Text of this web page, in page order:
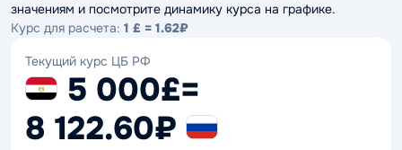
значениям и посмотрите динамику курса на графике.
Курс для расчета: 1 £ = 1.62₽
Текущий курс ЦБ РФ
5 000£=
8 122.60₽